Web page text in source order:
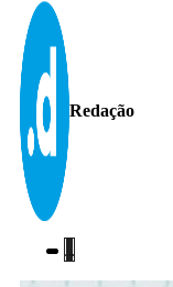
Redação